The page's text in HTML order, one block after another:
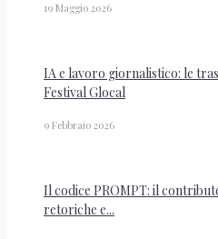
19 Maggio 2026
IA e lavoro giornalistico: le
Festival Glocal
9 Febbraio 2026
Il codice PROMPT: il
retoriche e...